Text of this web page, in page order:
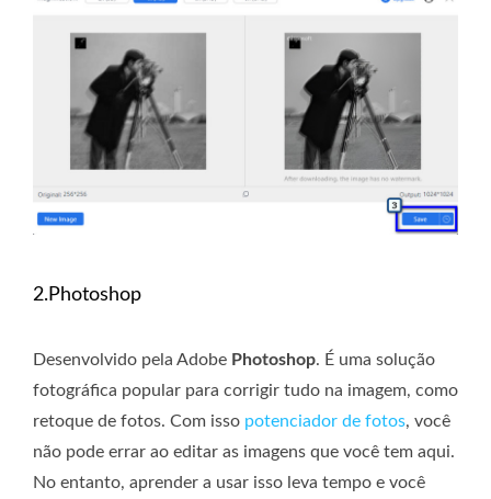
2.Photoshop
Desenvolvido pela Adobe Photoshop. É uma solução
fotográfica popular para corrigir tudo na imagem, como
retoque de fotos. Com isso potenciador de fotos, você
não pode errar ao editar as imagens que você tem aqui.
No entanto, aprender a usar isso leva tempo e você